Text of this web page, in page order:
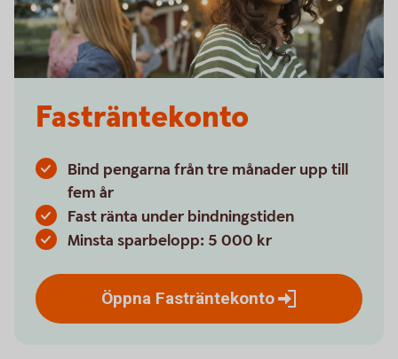
Fasträntekonto
Bind pengarna från tre månader upp till
fem år
Fast ränta under bindningstiden
Minsta sparbelopp: 5 000 kr
Öppna Fasträntekonto